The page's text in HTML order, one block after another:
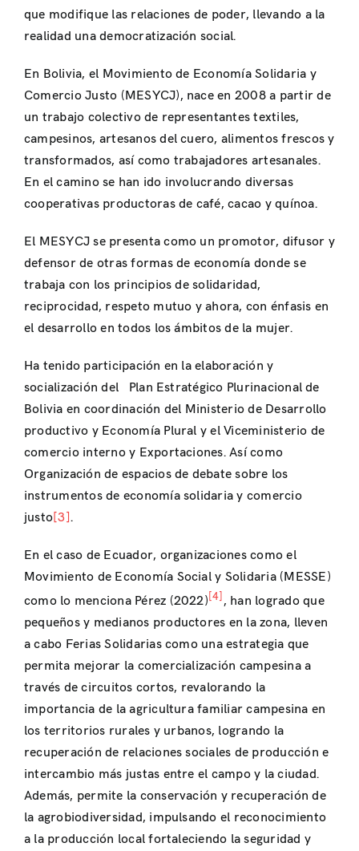
que modifique las relaciones de poder, llevando a la
realidad una democratización social.
En Bolivia, el Movimiento de Economía Solidaria y
Comercio Justo (MESYCJ), nace en 2008 a partir de
un trabajo colectivo de representantes textiles,
campesinos, artesanos del cuero, alimentos frescos y
transformados, así como trabajadores artesanales.
En el camino se han ido involucrando diversas
cooperativas productoras de café, cacao y quínoa.
El MESYCJ se presenta como un promotor, difusor y
defensor de otras formas de economía donde se
trabaja con los principios de solidaridad,
reciprocidad, respeto mutuo y ahora, con énfasis en
el desarrollo en todos los ámbitos de la mujer.
Ha tenido participación en la elaboración y
socialización del Plan Estratégico Plurinacional de
Bolivia en coordinación del Ministerio de Desarrollo
productivo y Economía Plural y el Viceministerio de
comercio interno y Exportaciones. Así como
Organización de espacios de debate sobre los
instrumentos de economía solidaria y comercio
justo[3].
En el caso de Ecuador, organizaciones como el
Movimiento de Economía Social y Solidaria (MESSE)
como lo menciona Pérez (2022) [4] , han logrado que
pequeños y medianos productores en la zona, lleven
a cabo Ferias Solidarias como una estrategia que
permita mejorar la comercialización campesina a
través de circuitos cortos, revalorando la
importancia de la agricultura familiar campesina en
los territorios rurales y urbanos, logrando la
recuperación de relaciones sociales de producción e
intercambio más justas entre el campo y la ciudad.
Además, permite la conservación y recuperación de
la agrobiodiversidad, impulsando el reconocimiento
a la producción local fortaleciendo la seguridad y